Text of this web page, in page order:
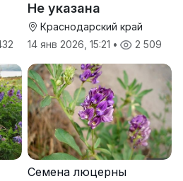
Не указана
Краснодарский край
14 янв 2026, 15:21 • 2 509
Семена люцерны